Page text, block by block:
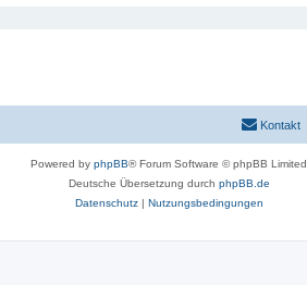
Kontakt
Powered by phpBB® Forum Software © phpBB Limited
Deutsche Übersetzung durch phpBB.de
Datenschutz| Nutzungsbedingungen